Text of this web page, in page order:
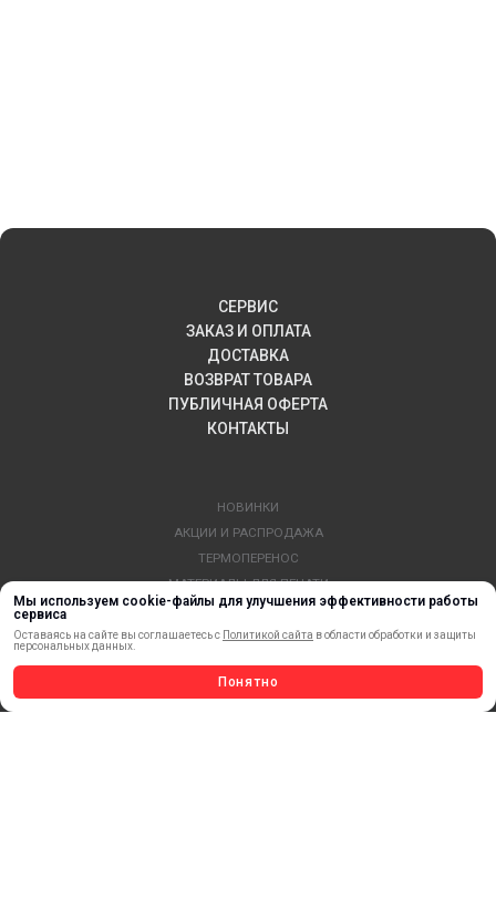
Мы используем cookie-файлы для улучшения эффективности работы
сервиса
Оставаясь на сайте вы соглашаетесь с Политикой сайта в области обработки и защиты
персональных данных.
Понятно
СЕРВИС
ЗАКАЗ И ОПЛАТА
ДОСТАВКА
ВОЗВРАТ ТОВАРА
ПУБЛИЧНАЯ ОФЕРТА
КОНТАКТЫ
НОВИНКИ
АКЦИИ И РАСПРОДАЖА
ТЕРМОПЕРЕНОС
МАТЕРИАЛЫ ДЛЯ ПЕЧАТИ
САМОКЛЕЯЩИЕСЯ ПЛЕНКИ
ЛИСТОВЫЕ МАТЕРИАЛЫ
ОБОРУДОВАНИЕ